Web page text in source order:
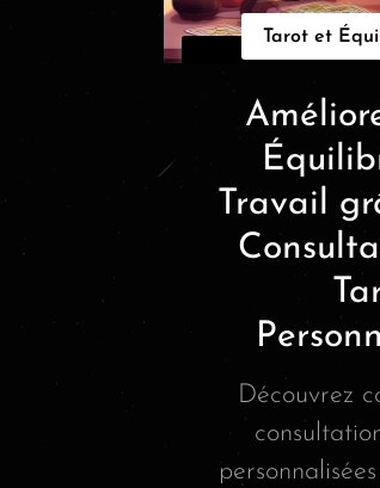
Tarot et
Travail
Découvrez